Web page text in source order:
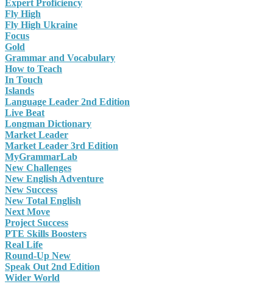
Expert Proficiency
Fly High
Fly High Ukraine
Focus
Gold
Grammar and Vocabulary
How to Teach
In Touch
Islands
Language Leader 2nd Edition
Live Beat
Longman Dictionary
Market Leader
Market Leader 3rd Edition
MyGrammarLab
New Challenges
New English Adventure
New Success
New Total English
Next Move
Project Success
PTE Skills Boosters
Real Life
Round-Up New
Speak Out 2nd Edition
Wider World